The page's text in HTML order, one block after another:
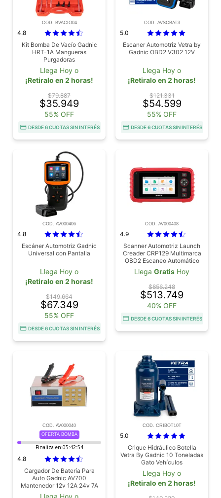
COD. BVACIO04
4.8
Kit Bomba De Vacío Gadnic
HRT-1A Mangueras
Purgadoras
Llega Hoy o
¡Retiralo en 2 horas!
$79.887
$35.949
55% OFF
DESDE 6 CUOTAS SIN INTERÉS
COD. AVSCBAT3
5.0
Escaner Automotriz Vetra by
Gadnic OBD2 V302 12V
Llega Hoy o
¡Retiralo en 2 horas!
$121.331
$54.599
55% OFF
DESDE 6 CUOTAS SIN INTERÉS
COD. AV000406
4.8
Escáner Automotriz Gadnic
Universal con Pantalla
Llega Hoy o
¡Retiralo en 2 horas!
$149.664
$67.349
55% OFF
DESDE 6 CUOTAS SIN INTERÉS
COD. AV000408
4.9
Scanner Automotriz Launch
Creader CRP129 Multimarca
OBD2 Escaneo Automático
Llega Gratis Hoy
$856.248
$513.749
40% OFF
DESDE 6 CUOTAS SIN INTERÉS
COD. AV000040
OFERTA BOMBA
Finaliza en:05:42:53
4.8
Cargador De Batería Para
Auto Gadnic AV700
Mantenedor 12v 12A 24v 7A
Corte Automático Inteligente
Llega Hoy o
COD. CRIBOT10T
5.0
Crique Hidráulico Botella
Vetra By Gadnic 10 Toneladas
Gato Vehículos
Llega Hoy o
¡Retiralo en 2 horas!